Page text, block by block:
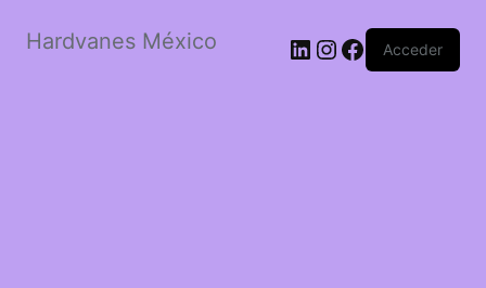
Hardvanes México LinkedIn
Instagram
Facebook
Acceder